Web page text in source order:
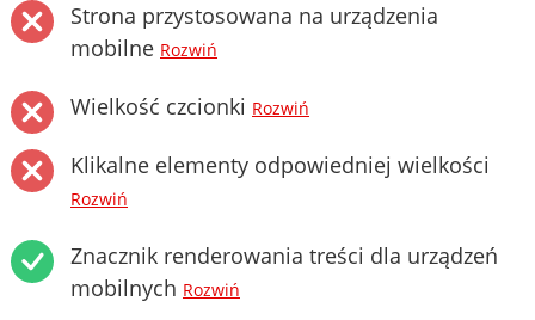
Strona przystosowana na urządzenia
mobilne Rozwiń
Wielkość czcionki Rozwiń
Klikalne elementy odpowiedniej wielkości
Rozwiń
Znacznik renderowania treści dla urządzeń
mobilnych Rozwiń